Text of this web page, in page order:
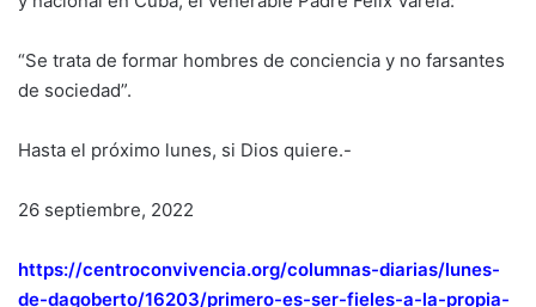
“Se trata de formar hombres de conciencia y no farsantes
de sociedad”.
Hasta el próximo lunes, si Dios quiere.-
26 septiembre, 2022
https://centroconvivencia.org/columnas-diarias/lunes-
de-dagoberto/16203/primero-es-ser-fieles-a-la-propia-